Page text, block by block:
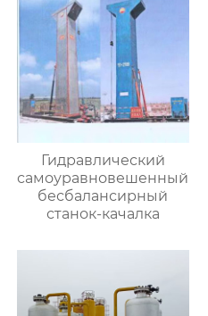
Гидравлический
самоуравновешенный
бесбалансирный
станок-качалка